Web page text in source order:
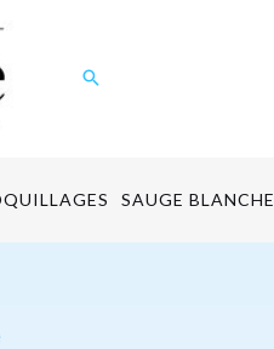
Rechercher
SAUGE BLANCHE